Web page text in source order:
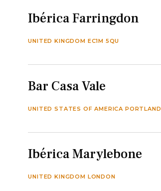
Ibérica Farringdon
UNITED KINGDOM EC1M 5QU
Bar Casa Vale
UNITED STATES OF AMERICA PORTLAND
Ibérica Marylebone
UNITED KINGDOM LONDON